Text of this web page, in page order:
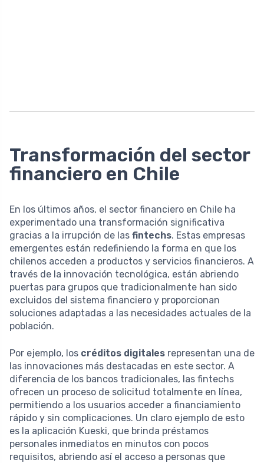
Transformación del sector
financiero en Chile
En los últimos años, el sector financiero en Chile ha
experimentado una transformación significativa
gracias a la irrupción de las fintechs. Estas empresas
emergentes están redefiniendo la forma en que los
chilenos acceden a productos y servicios financieros. A
través de la innovación tecnológica, están abriendo
puertas para grupos que tradicionalmente han sido
excluidos del sistema financiero y proporcionan
soluciones adaptadas a las necesidades actuales de la
población.
Por ejemplo, los créditos digitales representan una de
las innovaciones más destacadas en este sector. A
diferencia de los bancos tradicionales, las fintechs
ofrecen un proceso de solicitud totalmente en línea,
permitiendo a los usuarios acceder a financiamiento
rápido y sin complicaciones. Un claro ejemplo de esto
es la aplicación Kueski, que brinda préstamos
personales inmediatos en minutos con pocos
requisitos, abriendo así el acceso a personas que